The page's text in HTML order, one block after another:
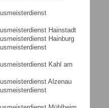
Hainstadt
Hainburg
Kahl am
Alzenau